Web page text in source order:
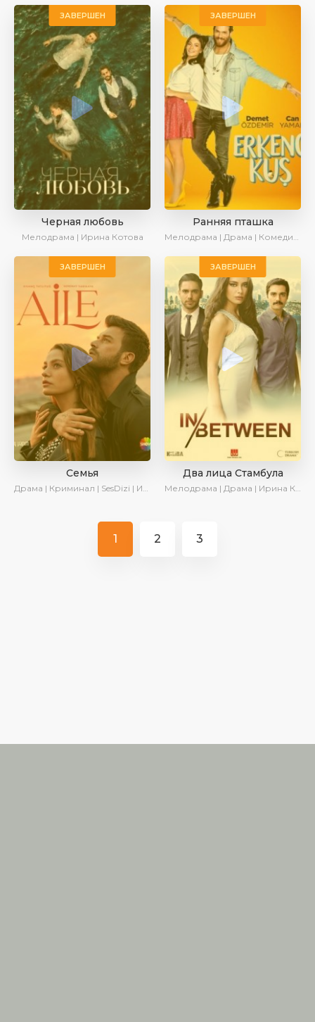
ЗАВЕРШЕН
Черная любовь
Мелодрама | Ирина Котова
ЗАВЕРШЕН
Ранняя пташка
Мелодрама | Драма | Комедия | SesDizi | Ирина Котова
ЗАВЕРШЕН
Семья
Драма | Криминал | SesDizi | Ирина Котова | AveTurk | Сериалы 2023
ЗАВЕРШЕН
Два лица Стамбула
Мелодрама | Драма | Ирина Котова
1 2 3